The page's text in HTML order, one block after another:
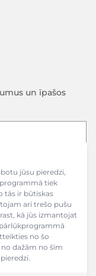
jūsu pieredzi,
tiek
tās ir būtiskas
arī trešo pušu
kā jūs izmantojat
no šo
dažām no šīm
un īpašos